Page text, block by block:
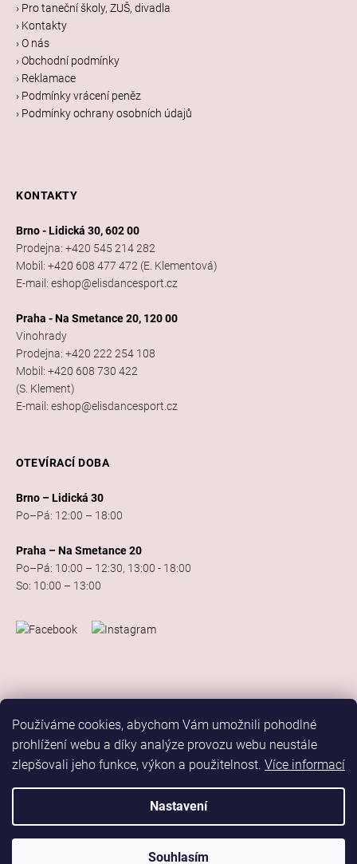
Používáme cookies, abychom Vám umožnili pohodlné
prohlížení webu a díky analýze provozu webu neustále
zlepšovali jeho funkce, výkon a použitelnost. Více informací
Nastavení
Souhlasím
› Pro taneční školy, ZUŠ, divadla
› Kontakty
› O nás
› Obchodní podmínky
› Reklamace
› Podmínky vrácení peněz
› Podmínky ochrany osobních údajů
KONTAKTY
Brno - Lidická 30, 602 00
Prodejna: +420 545 214 282
Mobil: +420 608 477 472 (E. Klementová)
E-mail: eshop@elisdancesport.cz
Praha - Na Smetance 20, 120 00
Vinohrady
Prodejna: +420 222 254 108
Mobil: +420 608 730 422
(S. Klement)
E-mail: eshop@elisdancesport.cz
OTEVÍRACÍ DOBA
Brno – Lidická 30
Po–Pá: 12:00 – 18:00
Praha – Na Smetance 20
Po–Pá: 10:00 – 12:30, 13:00 - 18:00
So: 10:00 – 13:00
Vytvořil Shoptet
Elis Dance Sport . Všechna práva vyhrazena.
Upravit nastavení cookiesMarketing